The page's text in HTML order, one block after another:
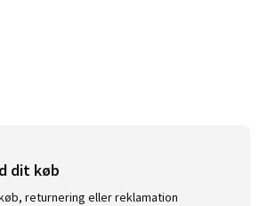
dit køb
returnering eller reklamation